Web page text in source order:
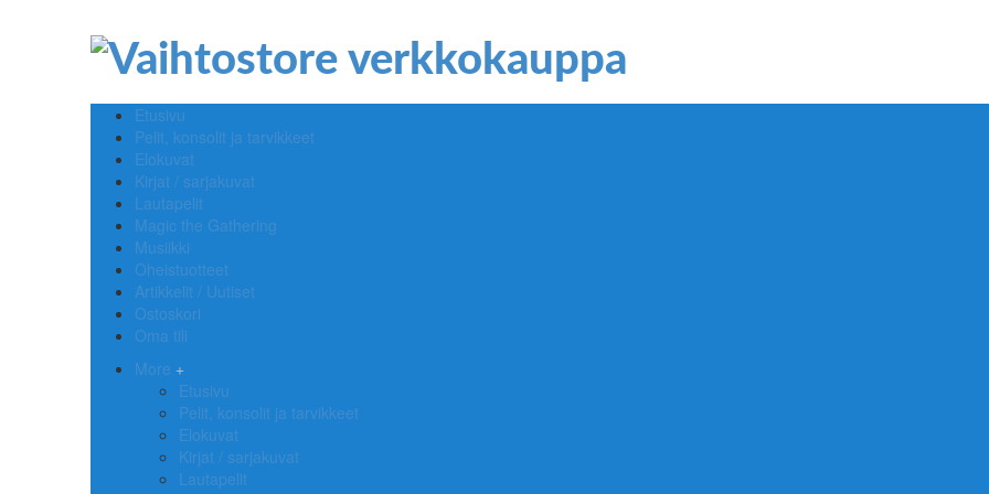
Etusivu
Pelit, konsolit ja tarvikkeet
Elokuvat
Kirjat / sarjakuvat
Lautapelit
Magic the Gathering
Musiikki
Oheistuotteet
Artikkelit / Uutiset
Ostoskori
Oma tili
More
Etusivu
Pelit, konsolit ja tarvikkeet
Elokuvat
Kirjat / sarjakuvat
Lautapelit